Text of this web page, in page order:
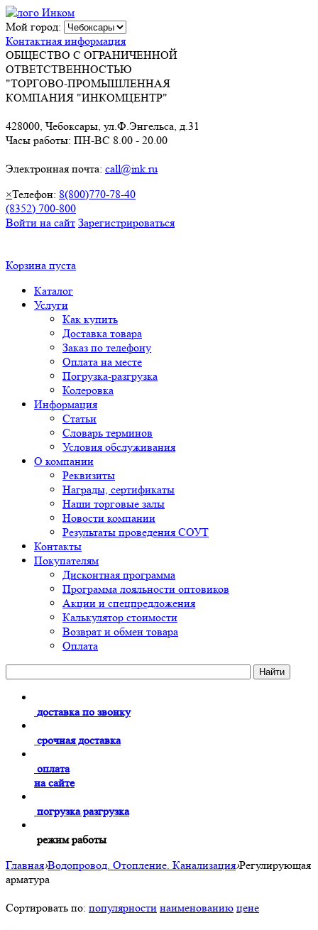
Мой город:
Контактная информация
ОБЩЕСТВО С ОГРАНИЧЕННОЙ
ОТВЕТСТВЕННОСТЬЮ
"ТОРГОВО-ПРОМЫШЛЕННАЯ
КОМПАНИЯ "ИНКОМЦЕНТР"
428000, Чебоксары, ул.Ф.Энгельса, д.31
Часы работы: ПН-ВС 8.00 - 20.00
Электронная почта: call@ink.ru
×Телефон: 8(800)770-78-40
(8352) 700-800
Войти на сайт Зарегистрироваться
Корзина пуста
Каталог
Услуги
Как купить
Доставка товара
Заказ по телефону
Оплата на месте
Погрузка-разгрузка
Колеровка
Информация
Статьи
Словарь терминов
Условия обслуживания
О компании
Реквизиты
Награды, сертификаты
Наши торговые залы
Новости компании
Результаты проведения СОУТ
Контакты
Покупателям
Дисконтная программа
Программа лояльности оптовиков
Акции и спецпредложения
Калькулятор стоимости
Возврат и обмен товара
Оплата
доставка по звонку
срочная доставка
оплата
на сайте
погрузка разгрузка
режим работы
Главная›Водопровод. Отопление. Канализация›Регулирующая
арматура
Сортировать по: популярности наименованию цене